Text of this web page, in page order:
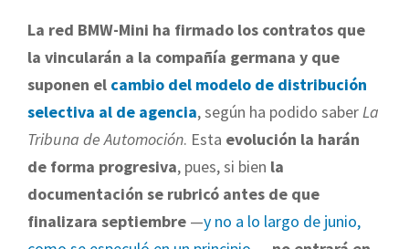
La red BMW-Mini ha firmado los contratos que
la vincularán a la compañía germana y que
suponen el cambio del modelo de distribución
selectiva al de agencia, según ha podido saberLa
Tribuna de Automoción. Esta evolución la harán
de forma progresiva, pues, si bien la
documentación se rubricó antes de que
finalizara septiembre —y no a lo largo de junio,